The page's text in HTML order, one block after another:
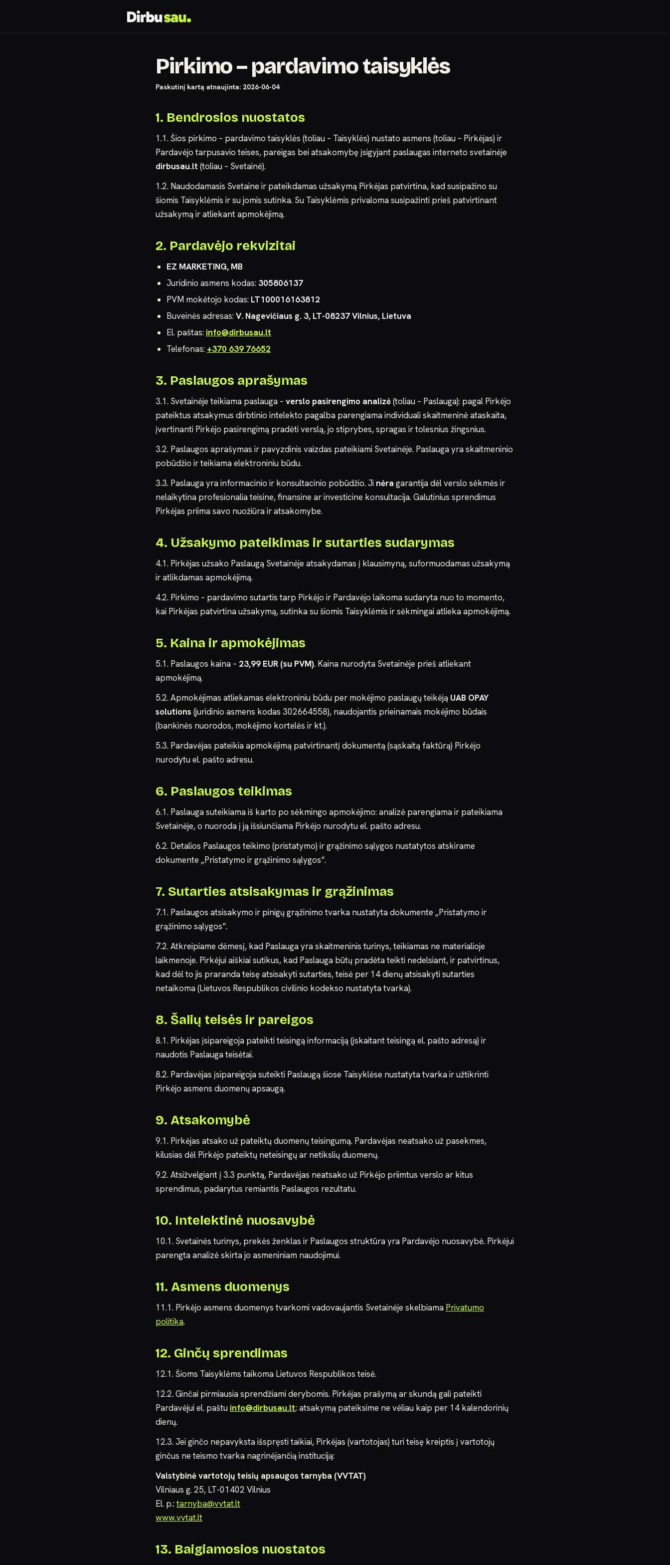
Pirkimo – pardavimo taisyklės
Paskutinį kartą atnaujinta: 2026-06-04
1. Bendrosios nuostatos
1.1. Šios pirkimo – pardavimo taisyklės (toliau – Taisyklės) nustato asmens (toliau – Pirkėjas) ir
Pardavėjo tarpusavio teises, pareigas bei atsakomybę įsigyjant paslaugas interneto svetainėje
dirbusau.lt (toliau – Svetainė).
1.2. Naudodamasis Svetaine ir pateikdamas užsakymą Pirkėjas patvirtina, kad susipažino su
šiomis Taisyklėmis ir su jomis sutinka. Su Taisyklėmis privaloma susipažinti prieš patvirtinant
užsakymą ir atliekant apmokėjimą.
2. Pardavėjo rekvizitai
EZ MARKETING, MB
Juridinio asmens kodas: 305806137
PVM mokėtojo kodas: LT100016163812
Buveinės adresas:V. Nagevičiaus g. 3, LT-08237 Vilnius, Lietuva
El. paštas: info@dirbusau.lt
Telefonas: +370 639 76652
3. Paslaugos aprašymas
3.1. Svetainėje teikiama paslauga – verslo pasirengimo analizė(toliau – Paslauga): pagal Pirkėjo
pateiktus atsakymus dirbtinio intelekto pagalba parengiama individuali skaitmeninė ataskaita,
įvertinanti Pirkėjo pasirengimą pradėti verslą, jo stiprybes, spragas ir tolesnius žingsnius.
3.2. Paslaugos aprašymas ir pavyzdinis vaizdas pateikiami Svetainėje. Paslauga yra skaitmeninio
pobūdžio ir teikiama elektroniniu būdu.
3.3. Paslauga yra informacinio ir konsultacinio pobūdžio. Ji nėra garantija dėl verslo sėkmės ir
nelaikytina profesionalia teisine, finansine ar investicine konsultacija. Galutinius sprendimus
Pirkėjas priima savo nuožiūra ir atsakomybe.
4. Užsakymo pateikimas ir sutarties sudarymas
4.1. Pirkėjas užsako Paslaugą Svetainėje atsakydamas į klausimyną, suformuodamas užsakymą
ir atlikdamas apmokėjimą.
4.2. Pirkimo – pardavimo sutartis tarp Pirkėjo ir Pardavėjo laikoma sudaryta nuo to momento,
kai Pirkėjas patvirtina užsakymą, sutinka su šiomis Taisyklėmis ir sėkmingai atlieka apmokėjimą.
5. Kaina ir apmokėjimas
5.1. Paslaugos kaina – 23,99 EUR (su PVM). Kaina nurodyta Svetainėje prieš atliekant
apmokėjimą.
5.2. Apmokėjimas atliekamas elektroniniu būdu per mokėjimo paslaugų teikėją UAB OPAY
solutions (juridinio asmens kodas 302664558), naudojantis prieinamais mokėjimo būdais
(bankinės nuorodos, mokėjimo kortelės ir kt.).
5.3. Pardavėjas pateikia apmokėjimą patvirtinantį dokumentą (sąskaitą faktūrą) Pirkėjo
nurodytu el. pašto adresu.
6. Paslaugos teikimas
6.1. Paslauga suteikiama iš karto po sėkmingo apmokėjimo: analizė parengiama ir pateikiama
Svetainėje, o nuoroda į ją išsiunčiama Pirkėjo nurodytu el. pašto adresu.
6.2. Detalios Paslaugos teikimo (pristatymo) ir grąžinimo sąlygos nustatytos atskirame
dokumente „Pristatymo ir grąžinimo sąlygos“.
7. Sutarties atsisakymas ir grąžinimas
7.1. Paslaugos atsisakymo ir pinigų grąžinimo tvarka nustatyta dokumente „Pristatymo ir
grąžinimo sąlygos“.
7.2. Atkreipiame dėmesį, kad Paslauga yra skaitmeninis turinys, teikiamas ne materialioje
laikmenoje. Pirkėjui aiškiai sutikus, kad Paslauga būtų pradėta teikti nedelsiant, ir patvirtinus,
kad dėl to jis praranda teisę atsisakyti sutarties, teisė per 14 dienų atsisakyti sutarties
netaikoma (Lietuvos Respublikos civilinio kodekso nustatyta tvarka).
8. Šalių teisės ir pareigos
8.1. Pirkėjas įsipareigoja pateikti teisingą informaciją (įskaitant teisingą el. pašto adresą) ir
naudotis Paslauga teisėtai.
8.2. Pardavėjas įsipareigoja suteikti Paslaugą šiose Taisyklėse nustatyta tvarka ir užtikrinti
Pirkėjo asmens duomenų apsaugą.
9. Atsakomybė
9.1. Pirkėjas atsako už pateiktų duomenų teisingumą. Pardavėjas neatsako už pasekmes,
kilusias dėl Pirkėjo pateiktų neteisingų ar netikslių duomenų.
9.2. Atsižvelgiant į 3.3 punktą, Pardavėjas neatsako už Pirkėjo priimtus verslo ar kitus
sprendimus, padarytus remiantis Paslaugos rezultatu.
10. Intelektinė nuosavybė
10.1. Svetainės turinys, prekės ženklas ir Paslaugos struktūra yra Pardavėjo nuosavybė. Pirkėjui
parengta analizė skirta jo asmeniniam naudojimui.
11. Asmens duomenys
11.1. Pirkėjo asmens duomenys tvarkomi vadovaujantis Svetainėje skelbiama Privatumo
politika.
12. Ginčų sprendimas
12.1. Šioms Taisyklėms taikoma Lietuvos Respublikos teisė.
12.2. Ginčai pirmiausia sprendžiami derybomis. Pirkėjas prašymą ar skundą gali pateikti
Pardavėjui el. paštu info@dirbusau.lt; atsakymą pateiksime ne vėliau kaip per 14 kalendorinių
dienų.
12.3. Jei ginčo nepavyksta išspręsti taikiai, Pirkėjas (vartotojas) turi teisę kreiptis į vartotojų
ginčus ne teismo tvarka nagrinėjančią instituciją:
Valstybinė vartotojų teisių apsaugos tarnyba (VVTAT)
Vilniaus g. 25, LT-01402 Vilnius
El. p.:tarnyba@vvtat.lt
www.vvtat.lt
13. Baigiamosios nuostatos